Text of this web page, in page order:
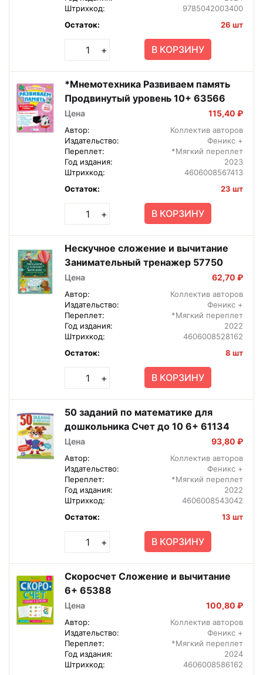
Штрихкод:
9785042003400
Остаток:
26 шт
+ В КОРЗИНУ
*Мнемотехника Развиваем память
Продвинутый уровень 10+ 63566
Цена 115,40 ₽
Автор:
Коллектив авторов
Издательство:
Феникс +
Переплет:
*Мягкий переплет
Год издания:
2023
Штрихкод:
4606008567413
Остаток:
23 шт
+ В КОРЗИНУ
Нескучное сложение и вычитание
Занимательный тренажер 57750
Цена 62,70 ₽
Автор:
Коллектив авторов
Издательство:
Феникс +
Переплет:
*Мягкий переплет
Год издания:
2022
Штрихкод:
4606008528162
Остаток:
8 шт
+ В КОРЗИНУ
50 заданий по математике для
дошкольника Счет до 10 6+ 61134
Цена 93,80 ₽
Автор:
Коллектив авторов
Издательство:
Феникс +
Переплет:
*Мягкий переплет
Год издания:
2022
Штрихкод:
4606008543042
Остаток:
13 шт
+ В КОРЗИНУ
Скоросчет Сложение и вычитание
6+ 65388
Цена 100,80 ₽
Автор:
Коллектив авторов
Издательство:
Феникс +
Переплет:
*Мягкий переплет
Год издания:
2024
Штрихкод:
4606008586162